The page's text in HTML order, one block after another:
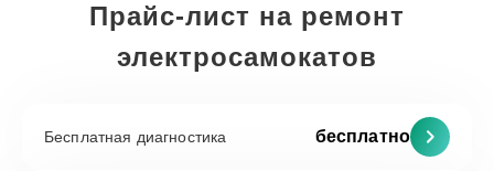
Прайс-лист на ремонт
электросамокатов
Бесплатная диагностика бесплатно